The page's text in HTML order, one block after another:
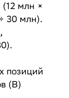
млн ×
30 млн).
позиций
(B)